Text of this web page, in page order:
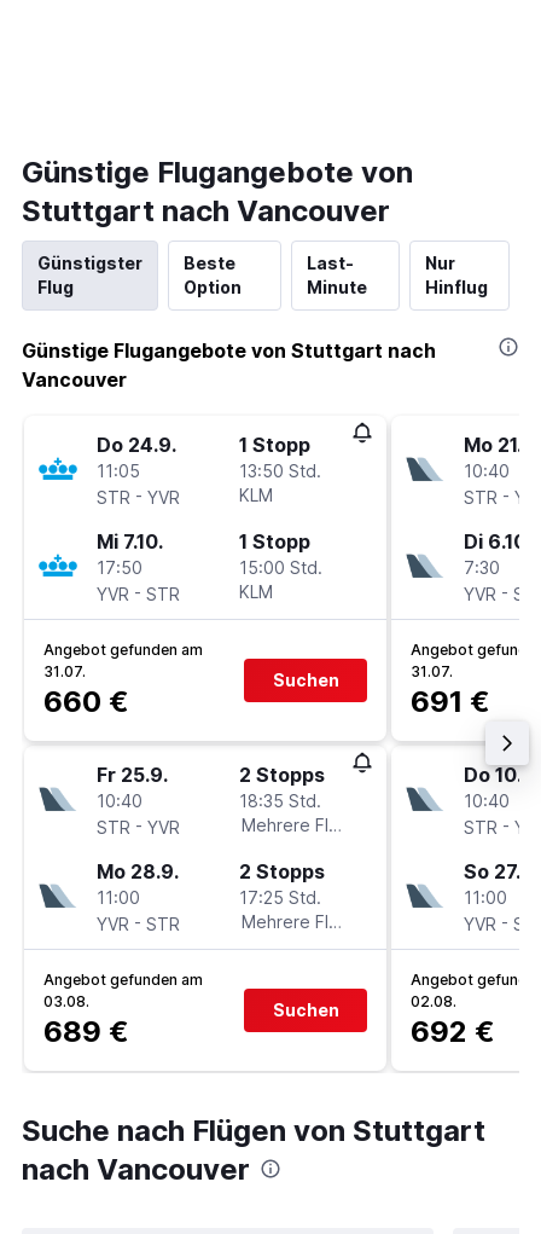
Günstige Flugangebote von
Stuttgart nach Vancouver
Günstigster
Flug
Beste
Option
Last-
Minute
Nur
Hinflug
Günstige Flugangebote von Stuttgart nach
Vancouver
Do 24.9.
11:05
STR - YVR
1 Stopp
13:50 Std.
KLM
Mi 7.10.
17:50
YVR - STR
1 Stopp
15:00 Std.
KLM
Angebot gefunden am
31.07.
660 €
Suchen
Fr 25.9.
10:40
STR - YVR
2 Stopps
18:35 Std.
Mehrere Fluglinien
Mo 28.9.
11:00
YVR - STR
2 Stopps
17:25 Std.
Mehrere Fluglinien
Angebot gefunden am
03.08.
689 €
Suchen
Mo 21.9.
10:40
STR -
Di 6.10.
7:30
YVR -
Angebot
31.07.
691 €
Do 10.9.
10:40
STR -
So 27.9.
11:00
YVR -
Angebot
02.08.
692 €
Suche nach Flügen von Stuttgart
nach Vancouver